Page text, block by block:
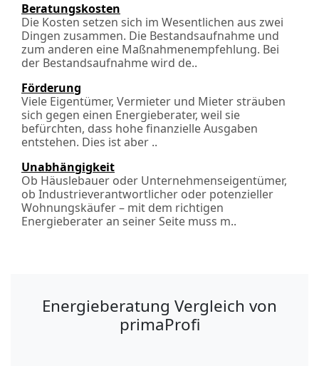
Beratungskosten
Die Kosten setzen sich im Wesentlichen aus zwei
Dingen zusammen. Die Bestands­aufnahme und
zum anderen eine Maßnahmen­empfehlung. Bei
der Bestandsaufnahme wird de..
Förderung
Viele Eigentümer, Vermieter und Mieter sträuben
sich gegen einen Energieberater, weil sie
befürchten, dass hohe finanzielle Ausgaben
entstehen. Dies ist aber ..
Unabhängigkeit
Ob Häuslebauer oder Unternehmenseigentümer,
ob Industrieverantwortlicher oder potenzieller
Wohnungskäufer – mit dem richtigen
Energieberater an seiner Seite muss m..
Energieberatung Vergleich von
primaProfi